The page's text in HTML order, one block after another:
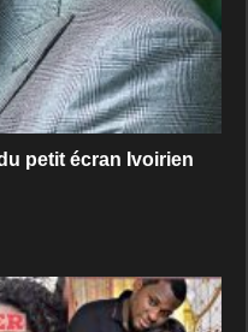
petit écran Ivoirien